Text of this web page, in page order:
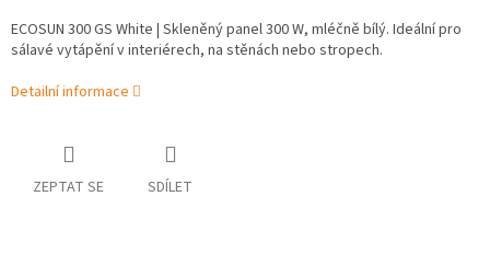
ECOSUN 300 GS White | Skleněný panel 300 W, mléčně bílý. Ideální pro
sálavé vytápění v interiérech, na stěnách nebo stropech.
Detailní informace
ZEPTAT SE SDÍLET